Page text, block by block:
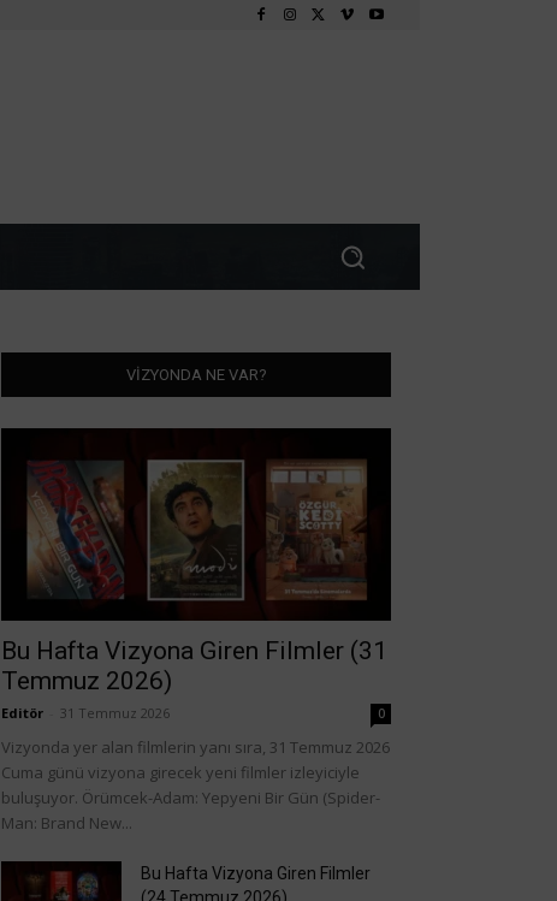
VİZYONDA NE VAR?
Bu Hafta Vizyona Giren Filmler (31
Temmuz 2026)
Editör 31 Temmuz 2026 0
Vizyonda yer alan filmlerin yanı sıra, 31 Temmuz 2026
Cuma günü vizyona girecek yeni filmler izleyiciyle
buluşuyor. Örümcek-Adam: Yepyeni Bir Gün (Spider-
Man: Brand New...
Bu Hafta Vizyona Giren Filmler
(24 Temmuz 2026)